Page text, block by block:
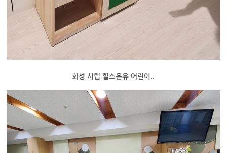
화성 시립 힐스온유 어린이..